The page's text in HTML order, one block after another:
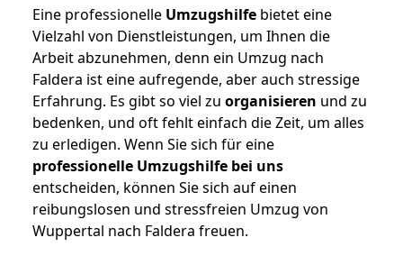
Eine professionelle Umzugshilfe bietet eine
Vielzahl von Dienstleistungen, um Ihnen die
Arbeit abzunehmen, denn ein Umzug nach
Faldera ist eine aufregende, aber auch stressige
Erfahrung. Es gibt so viel zu organisieren und zu
bedenken, und oft fehlt einfach die Zeit, um alles
zu erledigen. Wenn Sie sich für eine
professionelle Umzugshilfe bei uns
entscheiden, können Sie sich auf einen
reibungslosen und stressfreien Umzug von
Wuppertal nach Faldera freuen.